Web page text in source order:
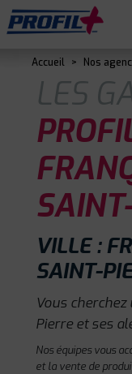
Accueil > Nos
LES
VILLE :
SAINT-
Vous
Pierre et ses
Nos équipes vous
et la vente de